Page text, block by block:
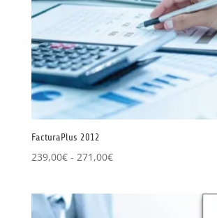
FacturaPlus 2012
239,00€ - 271,00€Rango